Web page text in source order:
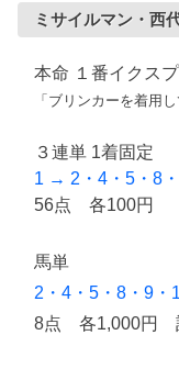
ミサイルマン・西
本命 １番イクス
「ブリンカーを着用
３連単 1着固定
1 → 2・4・5・8
56点 各100円
馬単
2・4・5・8・9
8点 各1,000円